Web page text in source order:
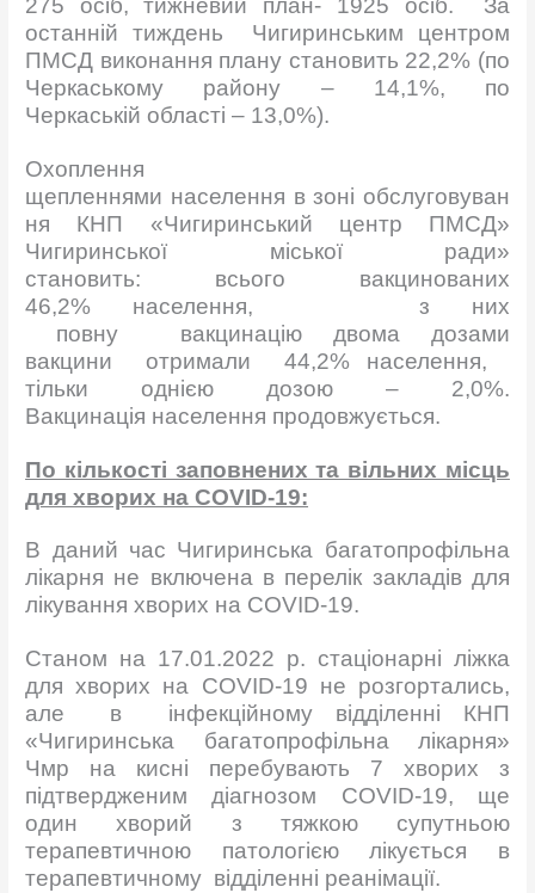
275 осіб, тижневий план- 1925 осіб. За
останній тиждень Чигиринським центром
ПМСД виконання плану становить 22,2% (по
Черкаському району – 14,1%, по
Черкаській області – 13,0%).
Охоплення
щепленнями населення в зоні обслуговуван
ня КНП «Чигиринський центр ПМСД»
Чигиринської міської ради»
становить: всього вакцинованих
46,2% населення, з них
повну вакцинацію двома дозами
вакцини отримали 44,2% населення,
тільки однією дозою – 2,0%.
Вакцинація населення продовжується.
По кількості заповнених та вільних місць
для хворих на COVID-19:
В даний час Чигиринська багатопрофільна
лікарня не включена в перелік закладів для
лікування хворих на COVID-19.
Станом на 17.01.2022 р. стаціонарні ліжка
для хворих на COVID-19 не розгортались,
але в інфекційному відділенні КНП
«Чигиринська багатопрофільна лікарня»
Чмр на кисні перебувають 7 хворих з
підтвердженим діагнозом COVID-19, ще
один хворий з тяжкою супутньою
терапевтичною патологією лікується в
терапевтичному відділенні реанімації.